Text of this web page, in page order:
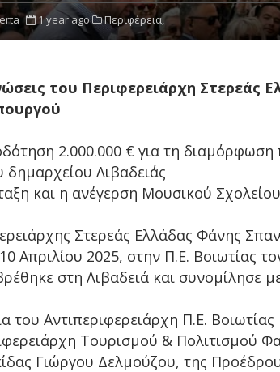
1 year ago Περιφέρεια,
του Περιφερειάρχη
2.000.000 € για τη
δημαρχείου Λιβαδειάς
και η ανέγερση Μουσικού
Στερεάς Ελλάδας Φάνης
Απριλίου 2025, στην Π.Ε. Βοιωτίας
στη Λιβαδειά και συνομίλησε
του Αντιπεριφερειάρχη Π.Ε.
Τουρισμού & Πολιτισμού
Γιώργου Δελμούζου, της